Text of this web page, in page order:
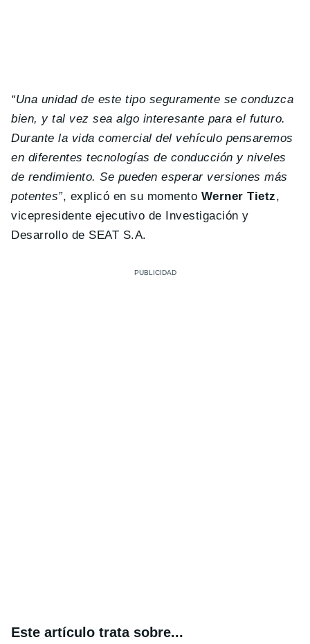
“Una unidad de este tipo seguramente se conduzca
bien, y tal vez sea algo interesante para el futuro.
Durante la vida comercial del vehículo pensaremos
en diferentes tecnologías de conducción y niveles
de rendimiento. Se pueden esperar versiones más
potentes”, explicó en su momento Werner Tietz,
vicepresidente ejecutivo de Investigación y
Desarrollo de SEAT S.A.
Este artículo trata sobre...